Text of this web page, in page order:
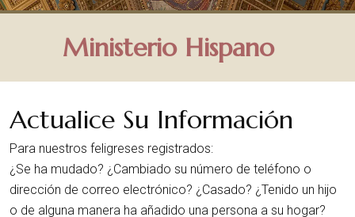
Ministerio Hispano
Actualice Su Información
Para nuestros feligreses registrados:
¿Se ha mudado? ¿Cambiado su número de teléfono o
dirección de correo electrónico? ¿Casado? ¿Tenido un hijo
o de alguna manera ha añadido una persona a su hogar?